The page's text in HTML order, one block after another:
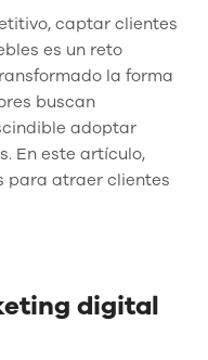
captar clientes
es un reto
la forma
buscan
adoptar
En este artículo,
para atraer clientes
digital